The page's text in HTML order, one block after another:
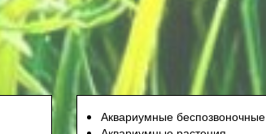
Аквариумные беспозвоночные